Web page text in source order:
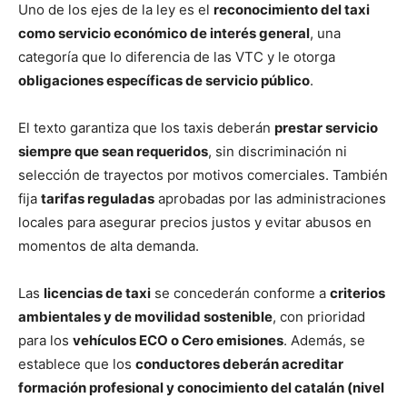
Uno de los ejes de la ley es el reconocimiento del taxi
como servicio económico de interés general, una
categoría que lo diferencia de las VTC y le otorga
obligaciones específicas de servicio público.
El texto garantiza que los taxis deberán prestar servicio
siempre que sean requeridos, sin discriminación ni
selección de trayectos por motivos comerciales. También
fija tarifas reguladas aprobadas por las administraciones
locales para asegurar precios justos y evitar abusos en
momentos de alta demanda.
Las licencias de taxi se concederán conforme a criterios
ambientales y de movilidad sostenible, con prioridad
para los vehículos ECO o Cero emisiones. Además, se
establece que los conductores deberán acreditar
formación profesional y conocimiento del catalán (nivel